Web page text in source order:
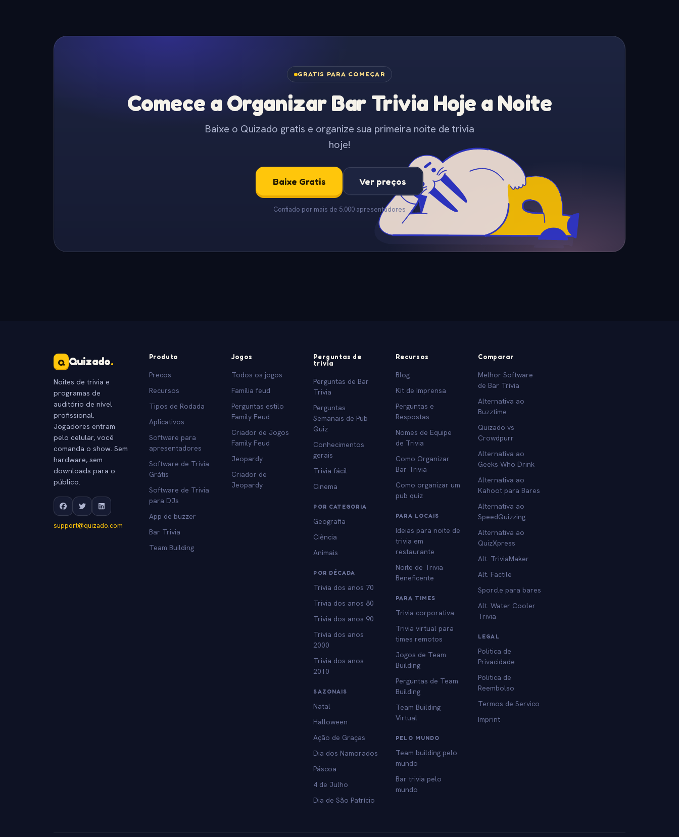
GRATIS PARA COMEÇAR
Comece a Organizar Bar Trivia Hoje a Noite
Baixe o Quizado gratis e organize sua primeira noite de trivia
hoje!
Baixe Gratis Ver preços
Confiado por mais de 5.000 apresentadores
Q Quizado.
Noites de trivia e
programas de
auditório de nível
profissional.
Jogadores entram
pelo celular, você
comanda o show. Sem
hardware, sem
downloads para o
público.
support@quizado.com
Produto
Precos
Recursos
Tipos de Rodada
Aplicativos
Software para
apresentadores
Software de Trivia
Grátis
Software de Trivia
para DJs
App de buzzer
Bar Trivia
Team Building
Jogos
Todos os jogos
Família feud
Perguntas estilo
Family Feud
Criador de Jogos
Family Feud
Jeopardy
Criador de
Jeopardy
Perguntas de
trivia
Perguntas de Bar
Trivia
Perguntas
Semanais de Pub
Quiz
Conhecimentos
gerais
Trivia fácil
Cinema
POR CATEGORIA
Geografia
Ciência
Animais
POR DÉCADA
Trivia dos anos 70
Trivia dos anos 80
Trivia dos anos 90
Trivia dos anos
2000
Trivia dos anos
2010
SAZONAIS
Natal
Halloween
Ação de Graças
Dia dos Namorados
Páscoa
4 de Julho
Dia de São Patrício
Recursos
Blog
Kit de Imprensa
Perguntas e
Respostas
Nomes de Equipe
de Trivia
Como Organizar
Bar Trivia
Como organizar um
pub quiz
PARA LOCAIS
Ideias para noite de
trivia em
restaurante
Noite de Trivia
Beneficente
PARA TIMES
Trivia corporativa
Trivia virtual para
times remotos
Jogos de Team
Building
Perguntas de Team
Building
Team Building
Virtual
PELO MUNDO
Team building pelo
mundo
Bar trivia pelo
mundo
Comparar
Melhor Software
de Bar Trivia
Alternativa ao
Buzztime
Quizado vs
Crowdpurr
Alternativa ao
Geeks Who Drink
Alternativa ao
Kahoot para Bares
Alternativa ao
SpeedQuizzing
Alternativa ao
QuizXpress
Alt. TriviaMaker
Alt. Factile
Sporcle para bares
Alt. Water Cooler
Trivia
LEGAL
Politica de
Privacidade
Politica de
Reembolso
Termos de Servico
Imprint